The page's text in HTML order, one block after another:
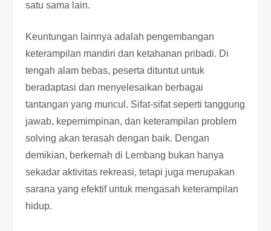
satu sama lain.
Keuntungan lainnya adalah pengembangan
keterampilan mandiri dan ketahanan pribadi. Di
tengah alam bebas, peserta dituntut untuk
beradaptasi dan menyelesaikan berbagai
tantangan yang muncul. Sifat-sifat seperti tanggung
jawab, kepemimpinan, dan keterampilan problem
solving akan terasah dengan baik. Dengan
demikian, berkemah di Lembang bukan hanya
sekadar aktivitas rekreasi, tetapi juga merupakan
sarana yang efektif untuk mengasah keterampilan
hidup.